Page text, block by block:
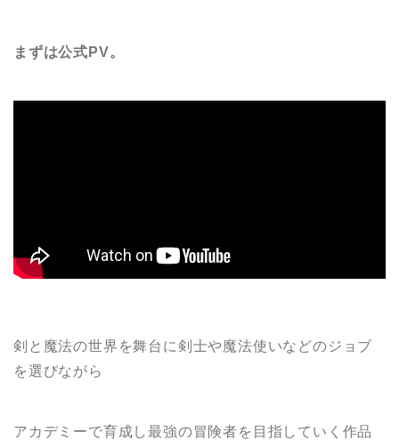
まずは公式PV。
剣と魔法の世界を舞台に剣士や魔法使いなどのジョブ
を選びながら
アカデミーで育成し最強の冒険者を目指していく作品